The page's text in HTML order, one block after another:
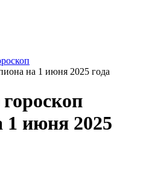
на 1 июня 2025 года
1 июня 2025